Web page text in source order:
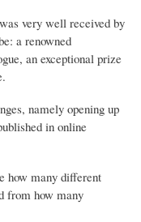
very well received by
a renowned
an exceptional prize
namely opening up
in online
many different
from how many